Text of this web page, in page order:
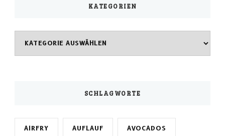
KATEGORIEN
SCHLAGWORTE
AIRFRY AUFLAUF AVOCADOS